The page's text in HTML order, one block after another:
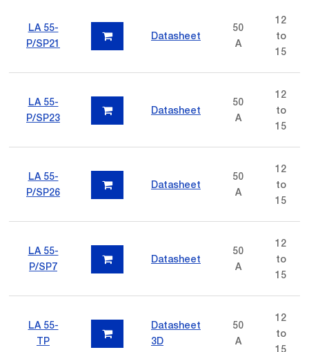
LA 55-
P/SP21
Datasheet
50
A
12
to
15
LA 55-
P/SP23
Datasheet
50
A
12
to
15
LA 55-
P/SP26
Datasheet
50
A
12
to
15
LA 55-
P/SP7
Datasheet
50
A
12
to
15
LA 55-
TP
Datasheet
3D
50
A
12
to
15